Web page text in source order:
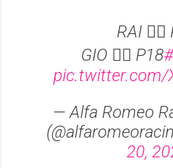
RAI
GIO 👉🏻 P18
pic.twitter.com/
— Alfa Romeo
20,